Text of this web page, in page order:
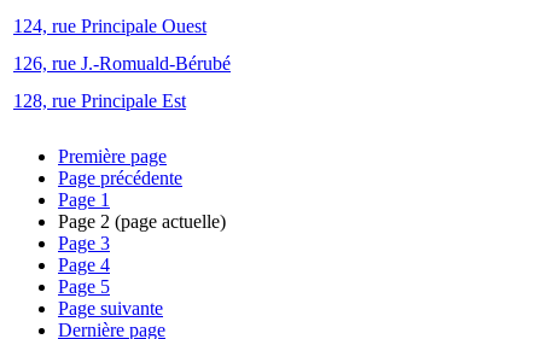
124, rue Principale Ouest
126, rue J.-Romuald-Bérubé
128, rue Principale Est
Première page
Page précédente
Page 1
Page 2 (page actuelle)
Page 3
Page 4
Page 5
Page suivante
Dernière page